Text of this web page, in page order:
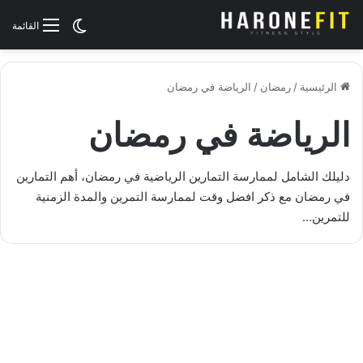
القائمةالوضع
الرئيسية / رمضان / الرياضة في رمضان
الرياضة في رمضان
دليلك الشامل لممارسة التمارين الرياضية في رمضان، أهم التمارين
في رمضان مع ذكر افضل وقت لممارسة التمرين والمدة الزمنية
للتمرين…